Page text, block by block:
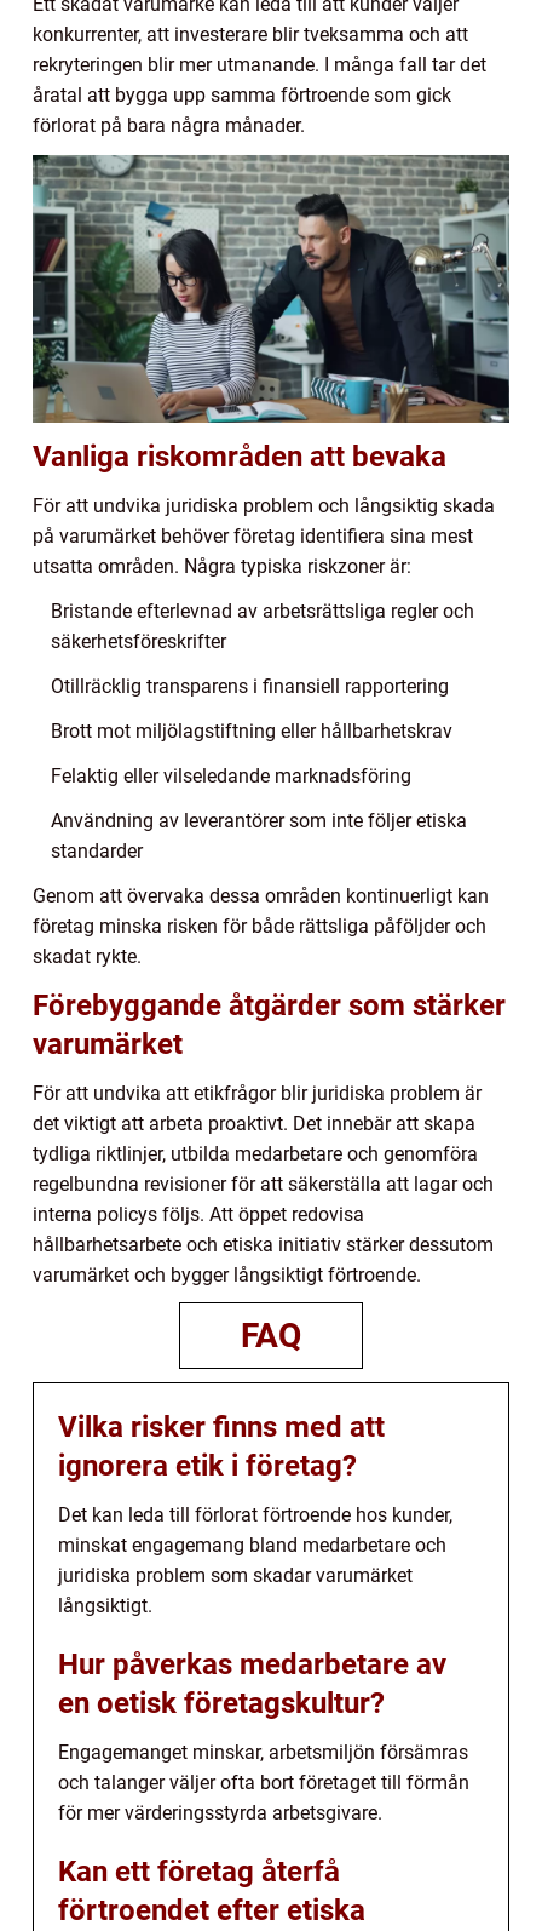
konkurrenter, att investerare blir tveksamma och att
rekryteringen blir mer utmanande. I många fall tar det
åratal att bygga upp samma förtroende som gick
förlorat på bara några månader.
Vanliga riskområden att bevaka
För att undvika juridiska problem och långsiktig skada
på varumärket behöver företag identifiera sina mest
utsatta områden. Några typiska riskzoner är:
Bristande efterlevnad av arbetsrättsliga regler och
säkerhetsföreskrifter
Otillräcklig transparens i finansiell rapportering
Brott mot miljölagstiftning eller hållbarhetskrav
Felaktig eller vilseledande marknadsföring
Användning av leverantörer som inte följer etiska
standarder
Genom att övervaka dessa områden kontinuerligt kan
företag minska risken för både rättsliga påföljder och
skadat rykte.
Förebyggande åtgärder som stärker
varumärket
För att undvika att etikfrågor blir juridiska problem är
det viktigt att arbeta proaktivt. Det innebär att skapa
tydliga riktlinjer, utbilda medarbetare och genomföra
regelbundna revisioner för att säkerställa att lagar och
interna policys följs. Att öppet redovisa
hållbarhetsarbete och etiska initiativ stärker dessutom
varumärket och bygger långsiktigt förtroende.
FAQ
Vilka risker finns med att
ignorera etik i företag?
Det kan leda till förlorat förtroende hos kunder,
minskat engagemang bland medarbetare och
juridiska problem som skadar varumärket
långsiktigt.
Hur påverkas medarbetare av
en oetisk företagskultur?
Engagemanget minskar, arbetsmiljön försämras
och talanger väljer ofta bort företaget till förmån
för mer värderingsstyrda arbetsgivare.
Kan ett företag återfå
förtroendet efter etiska